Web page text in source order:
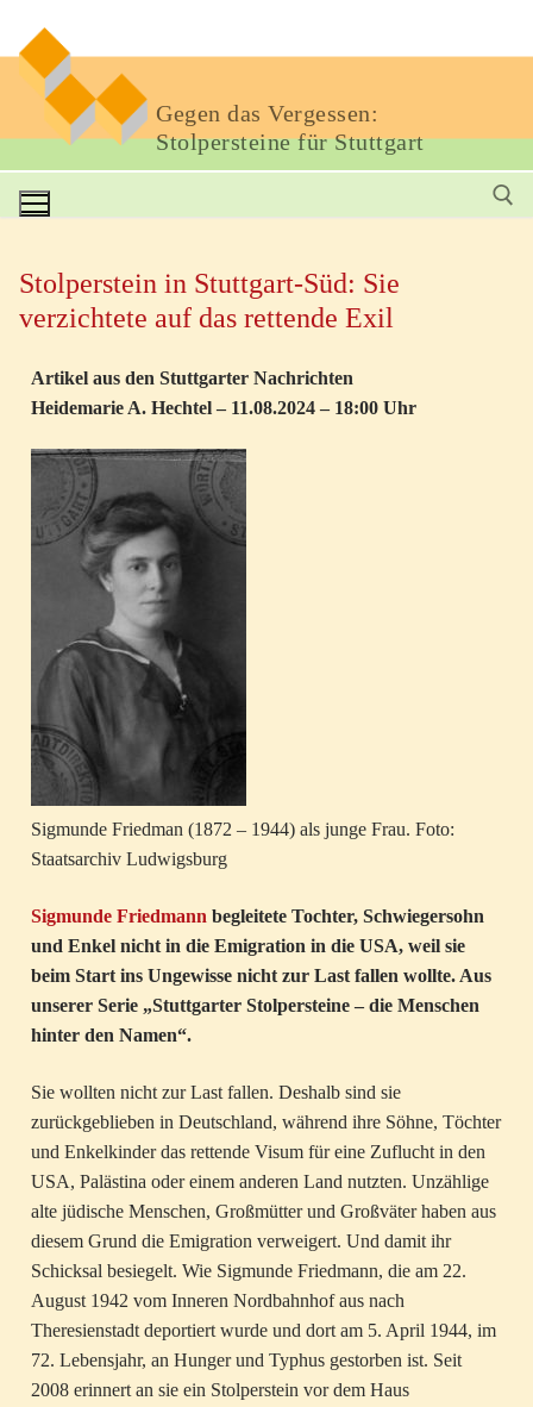
Gegen das Vergessen:
Stolpersteine für Stuttgart
Stolperstein in Stuttgart-Süd: Sie
verzichtete auf das rettende Exil
Artikel aus den Stuttgarter Nachrichten
Heidemarie A. Hechtel – 11.08.2024 – 18:00 Uhr
Sigmunde Friedman (1872 – 1944) als junge Frau. Foto:
Staatsarchiv Ludwigsburg
Sigmunde Friedmann begleitete Tochter, Schwiegersohn
und Enkel nicht in die Emigration in die USA, weil sie
beim Start ins Ungewisse nicht zur Last fallen wollte. Aus
unserer Serie „Stuttgarter Stolpersteine – die Menschen
hinter den Namen“.
Sie wollten nicht zur Last fallen. Deshalb sind sie
zurückgeblieben in Deutschland, während ihre Söhne, Töchter
und Enkelkinder das rettende Visum für eine Zuflucht in den
USA, Palästina oder einem anderen Land nutzten. Unzählige
alte jüdische Menschen, Großmütter und Großväter haben aus
diesem Grund die Emigration verweigert. Und damit ihr
Schicksal besiegelt. Wie Sigmunde Friedmann, die am 22.
August 1942 vom Inneren Nordbahnhof aus nach
Theresienstadt deportiert wurde und dort am 5. April 1944, im
72. Lebensjahr, an Hunger und Typhus gestorben ist. Seit
2008 erinnert an sie ein Stolperstein vor dem Haus